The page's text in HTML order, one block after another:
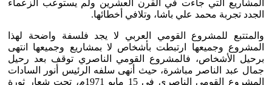
المشاريع التي جاءت في القرن العشرين ولم يستوعب الزعماء
الجدد تجربة محمد علي باشا، وتلافي أخطائها.
والمتتبع للمشروع القومي العربي لا يجد فلسفة واضحة لهذا
المشروع وجميعها ارتبطت بأشخاص لا بمشاريع وجميعها انتهى
برحيل الأشخاص، فالمشروع القومي الناصري توقف بعد رحيل
جمال عبد الناصر مباشرة، حيث أنهى سلفه الرئيس أنور السادات
المشروع القومي الناصري في 15 مايو 1971م، تحت شعار ثورة